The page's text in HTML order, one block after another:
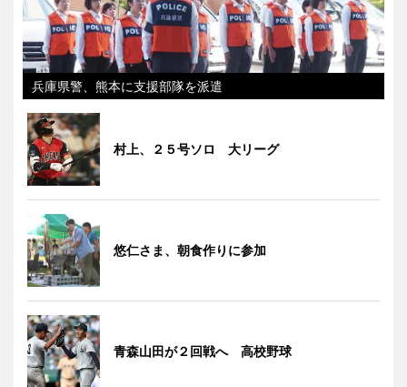
兵庫県警、熊本に支援部隊を派遣
村上、２５号ソロ 大リーグ
悠仁さま、朝食作りに参加
青森山田が２回戦へ 高校野球